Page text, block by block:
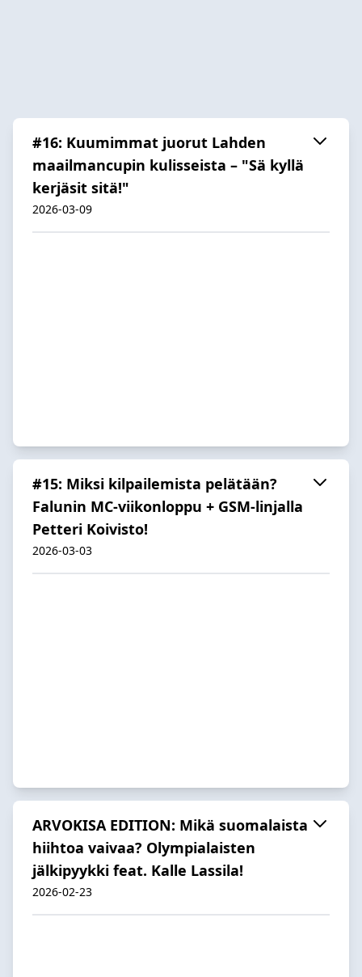
#16: Kuumimmat juorut Lahden
maailmancupin kulisseista – "Sä kyllä
kerjäsit sitä!"
2026-03-09
#15: Miksi kilpailemista pelätään?
Falunin MC-viikonloppu + GSM-linjalla
Petteri Koivisto!
2026-03-03
ARVOKISA EDITION: Mikä suomalaista
hiihtoa vaivaa? Olympialaisten
jälkipyykki feat. Kalle Lassila!
2026-02-23